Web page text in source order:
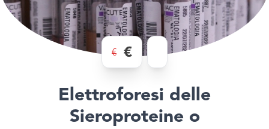
€ €
Elettroforesi delle
Sieroproteine o